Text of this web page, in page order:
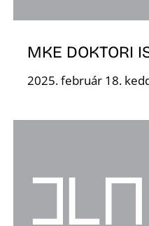
MKE DOKTORI
2025. február 18.